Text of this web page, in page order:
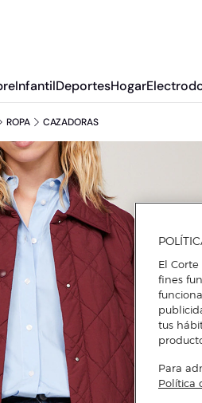
InfantilDeportesHogar
ROPA CAZADORAS
El
fines
tus
Para
Política